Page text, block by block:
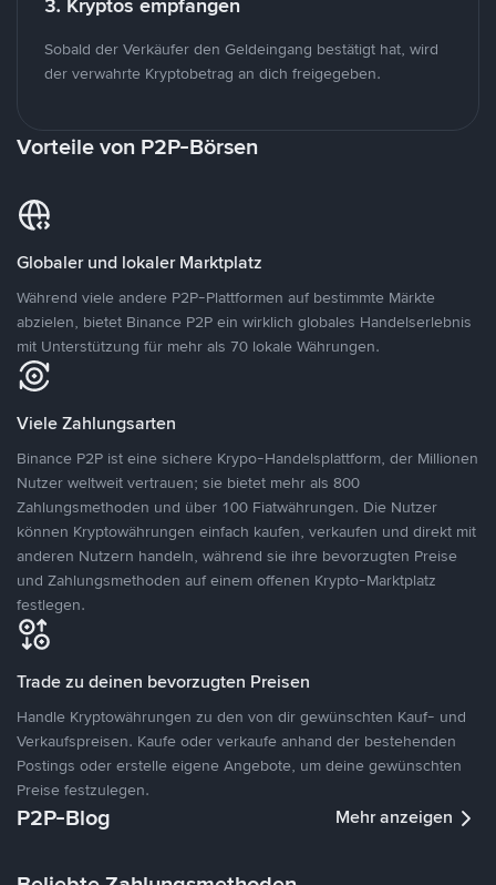
3. Kryptos empfangen
Sobald der Verkäufer den Geldeingang bestätigt hat, wird
der verwahrte Kryptobetrag an dich freigegeben.
Vorteile von P2P-Börsen
Globaler und lokaler Marktplatz
Während viele andere P2P-Plattformen auf bestimmte Märkte
abzielen, bietet Binance P2P ein wirklich globales Handelserlebnis
mit Unterstützung für mehr als 70 lokale Währungen.
Viele Zahlungsarten
Binance P2P ist eine sichere Krypo-Handelsplattform, der Millionen
Nutzer weltweit vertrauen; sie bietet mehr als 800
Zahlungsmethoden und über 100 Fiatwährungen. Die Nutzer
können Kryptowährungen einfach kaufen, verkaufen und direkt mit
anderen Nutzern handeln, während sie ihre bevorzugten Preise
und Zahlungsmethoden auf einem offenen Krypto-Marktplatz
festlegen.
Trade zu deinen bevorzugten Preisen
Handle Kryptowährungen zu den von dir gewünschten Kauf- und
Verkaufspreisen. Kaufe oder verkaufe anhand der bestehenden
Postings oder erstelle eigene Angebote, um deine gewünschten
Preise festzulegen.
P2P-Blog Mehr anzeigen